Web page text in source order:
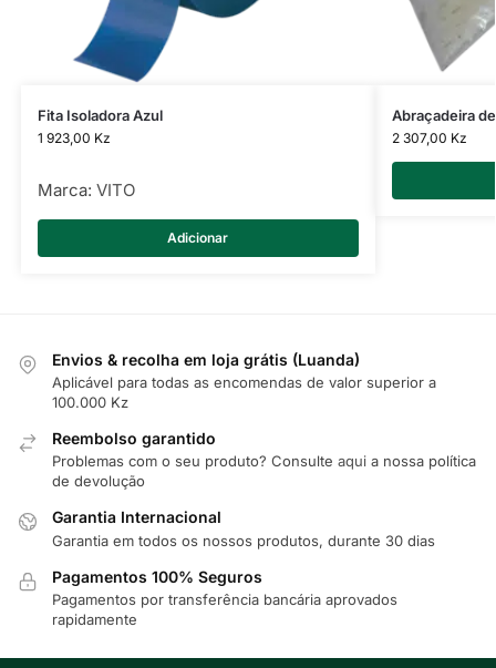
Fita Isoladora Azul
1 923,00 Kz
Marca: VITO
Adicionar
Abraçadeira
2 307,00 Kz
Envios & recolha em loja grátis (Luanda)
Aplicável para todas as encomendas de valor superior a
100.000 Kz
Reembolso garantido
Problemas com o seu produto? Consulte aqui a nossa política
de devolução
Garantia Internacional
Garantia em todos os nossos produtos, durante 30 dias
Pagamentos 100% Seguros
Pagamentos por transferência bancária aprovados
rapidamente